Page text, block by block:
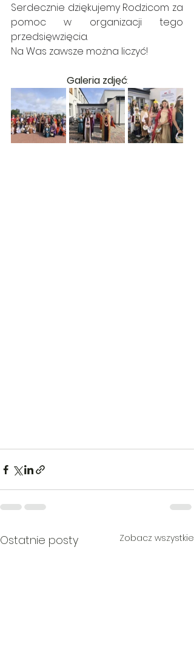
Serdecznie dziękujemy Rodzicom za
pomoc w organizacji tego
przedsięwzięcia.
Na Was zawsze można liczyć!
Galeria zdjęć:
Ostatnie posty Zobacz wszystkie